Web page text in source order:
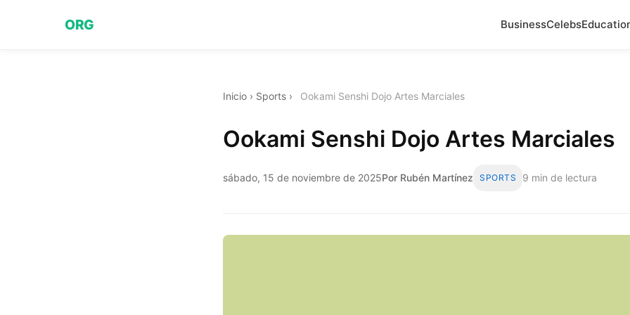
ORG BusinessCelebs
Inicio › Sports › Ookami Senshi Dojo Artes Marciales
Ookami Senshi Dojo Artes Marciales
sábado, 15 de noviembre de 2025Por Rubén Martínez SPORTS 9 min de lectura